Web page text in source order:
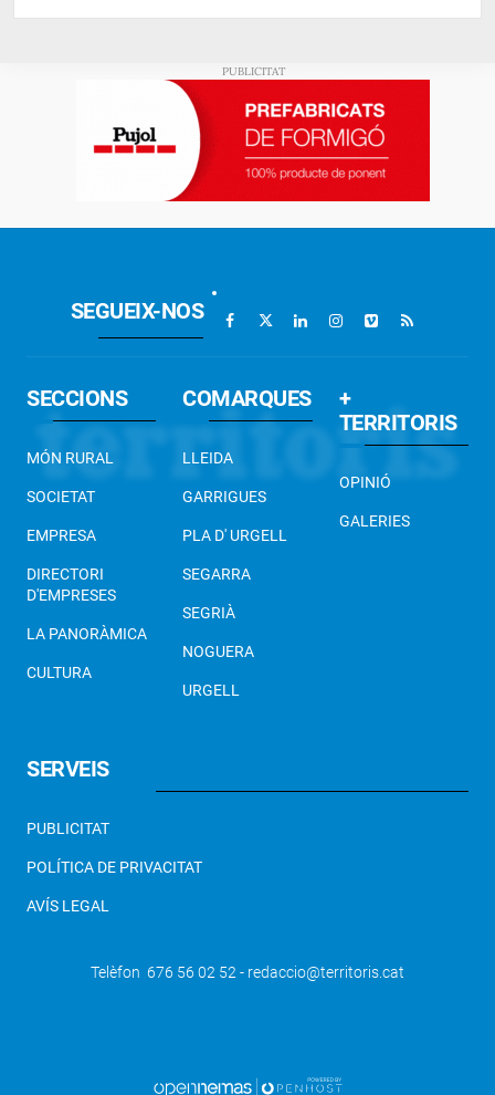
SEGUEIX-NOS
SECCIONS
MÓN RURAL
SOCIETAT
EMPRESA
DIRECTORI
D'EMPRESES
LA PANORÀMICA
CULTURA
COMARQUES
LLEIDA
GARRIGUES
PLA D' URGELL
SEGARRA
SEGRIÀ
NOGUERA
URGELL
+
TERRITORIS
OPINIÓ
GALERIES
SERVEIS
PUBLICITAT
POLÍTICA DE PRIVACITAT
AVÍS LEGAL
Telèfon 676 56 02 52 - redaccio@territoris.cat